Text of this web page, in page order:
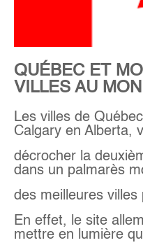
QUÉBEC ET
VILLES AU
Les villes de
Calgary en Alberta,
décrocher la
dans un palmarès
des meilleures
En effet, le site
mettre en lumière